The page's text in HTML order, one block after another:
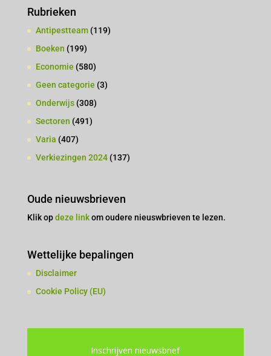
Rubrieken
Antipestteam(119)
Boeken (199)
Economie (580)
Geen categorie (3)
Onderwijs(308)
Sectoren (491)
Varia (407)
Verkiezingen 2024(137)
Oude nieuwsbrieven
Klik opdeze linkom oudere nieuswbrieven te lezen.
Wettelijke bepalingen
Disclaimer
Cookie Policy (EU)
Inschrijven nieuwsbrief